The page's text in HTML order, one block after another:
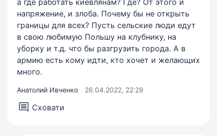
напряжение, и злоба. Почему бы не открыть
границы для всех? Пусть сельские люди едут
в свою любимую Польшу на клубнику, на
уборку и т.д. что бы разгрузить города. А в
армию есть кому идти, кто хочет и желающих
много.
Анатолий Ивченко 26.04.2022, 22:29
Сховати